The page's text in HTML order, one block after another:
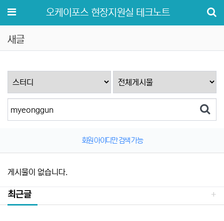
메뉴 오케이포스 현장지원실 테크노트
새글
회원 아이디만 검색 가능
게시물이 없습니다.
최근글